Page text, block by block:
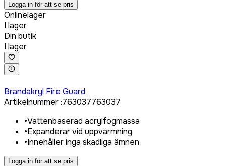
Logga in för att se pris
Onlinelager
I lager
Din butik
I lager
Brandakryl Fire Guard
Artikelnummer:763037763037
•Vattenbaserad acrylfogmassa
•Expanderar vid uppvärmning
•Innehåller inga skadliga ämnen
Logga in för att se pris